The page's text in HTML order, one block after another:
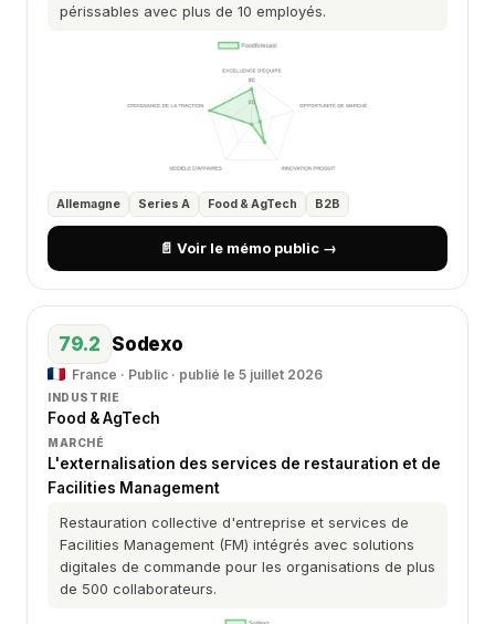
périssables avec plus de 10 employés.
Allemagne Series A Food & AgTech B2B
📄 Voir le mémo public →
79.2 Sodexo
France · Public · publié le 5 juillet 2026
INDUSTRIE
Food & AgTech
MARCHÉ
L'externalisation des services de restauration et de
Facilities Management
Restauration collective d'entreprise et services de
Facilities Management (FM) intégrés avec solutions
digitales de commande pour les organisations de plus
de 500 collaborateurs.